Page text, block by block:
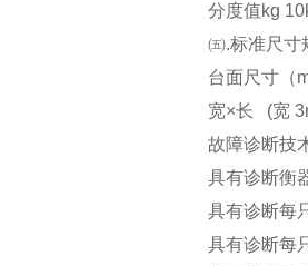
分度值kg
㈤.标准尺寸
台面尺寸（
宽×长 (宽
故障诊断技
具有诊断衡
具有诊断每
具有诊断每